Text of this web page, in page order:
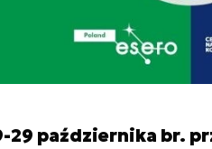
29 października br.